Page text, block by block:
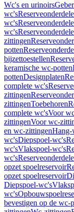
Wc's en urinoirs
wc's
wc's
wc's
zittingen
potten
bijzettoestellen
keramische wc-potten
pottenDesignplaten
complete wc's
zittingen
zittingenToebehoren
complete wc'sVoor
zittingenVoor wc-
en wc-zittingenHang-
wc'sDiepspoel-wc's
wc'sVlakspoel-wc's
wc's
opzet spoelreservoir
opzet spoelreservoir
Diepspoel-wc's
wc's
bevestigen op de wc-